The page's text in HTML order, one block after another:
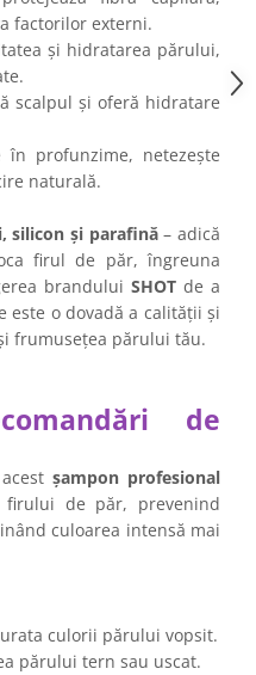
factorilor externi.
și hidratarea părului,
scalpul și oferă hidratare
în profunzime, netezește
naturală.
silicon și parafină– adică
firul de păr, îngreuna
brandului SHOT de a
este o dovadă a calității și
frumusețea părului tău.
de
șampon profesional
de păr, prevenind
culoarea intensă mai
culorii părului vopsit.
părului tern sau uscat.